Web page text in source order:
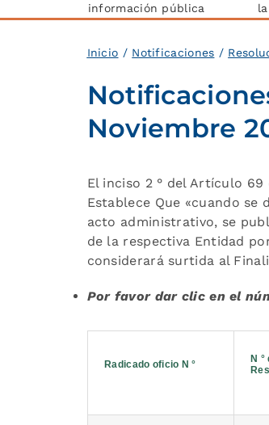
información pública
Inicio / Notificaciones /
Noviembre
El inciso 2 ° del Artículo
Establece Que «cuando
acto administrativo, se
de la respectiva Entidad
considerará surtida al
Por favor dar clic en el
Radicado oficio N °
N °